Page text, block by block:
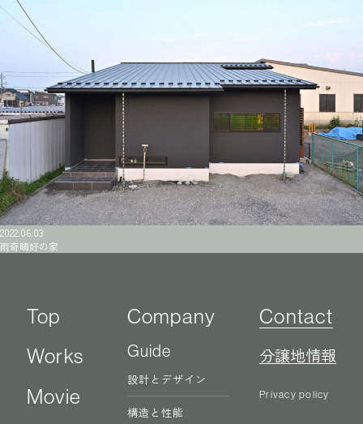
2022.06.03
雨奇晴好の家
Top
Works
Movie
Company
Guide
設計とデザイン
構造と性能
Contact
分譲地情報
Privacy policy